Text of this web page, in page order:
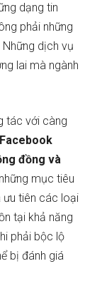
dạng tin
phải những
dịch vụ
lai mà ngành
tác với càng
đồng và
mục tiêu
ưu tiên các loại
tại khả năng
phải bộc lộ
bị đánh giá